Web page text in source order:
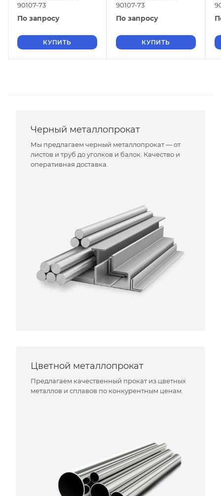
90107-73
По запросу
КУПИТЬ
90107-73
По запросу
КУПИТЬ
Черный металлопрокат
Мы предлагаем черный металлопрокат — от
листов и труб до уголков и балок. Качество и
оперативная доставка.
Цветной металлопрокат
Предлагаем качественный прокат из цветных
металлов и сплавов по конкурентным ценам.